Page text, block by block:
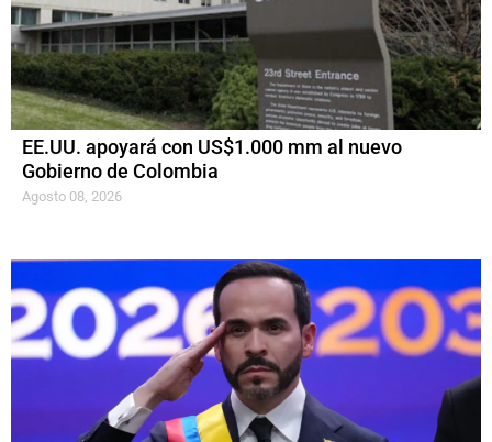
EE.UU. apoyará con US$1.000 mm al nuevo
Gobierno de Colombia
Agosto 08, 2026